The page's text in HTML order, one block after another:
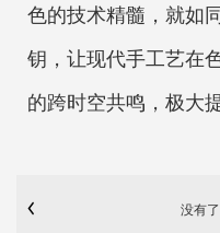
色的技术精髓，就如
钥，让现代手工艺在
的跨时空共鸣，极大
没有了